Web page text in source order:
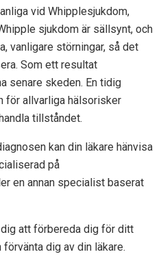
vid Whipplesjukdom,
sjukdom är sällsynt, och
vanligare störningar, så det
Som ett resultat
senare skeden. En tidig
för allvarliga hälsorisker
tillståndet.
kan din läkare hänvisa
på
en annan specialist baserat
att förbereda dig för ditt
dig av din läkare.